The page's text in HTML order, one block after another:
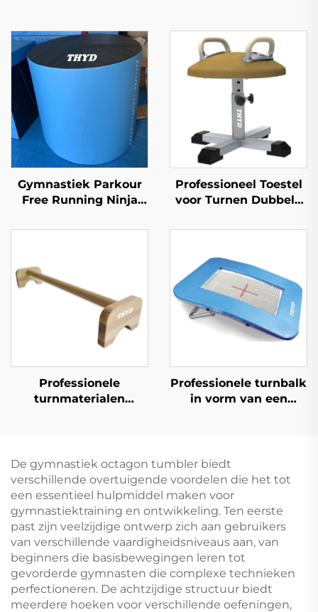
Gymnastiek Parkour
Free Running Ninja
Schaumcilinder Mat
Professioneel Toestel
voor Turnen Dubbele
Vorm voor Training in
Professionele
turnmaterialen
Professionele turnbalk
in vorm van een
De gymnastiek octagon tumbler biedt
verschillende overtuigende voordelen die het tot
een essentieel hulpmiddel maken voor
gymnastiektraining en ontwikkeling. Ten eerste
past zijn veelzijdige ontwerp zich aan gebruikers
van verschillende vaardigheidsniveaus aan, van
beginners die basisbewegingen leren tot
gevorderde gymnasten die complexe technieken
perfectioneren. De achtzijdige structuur biedt
meerdere hoeken voor verschillende oefeningen,